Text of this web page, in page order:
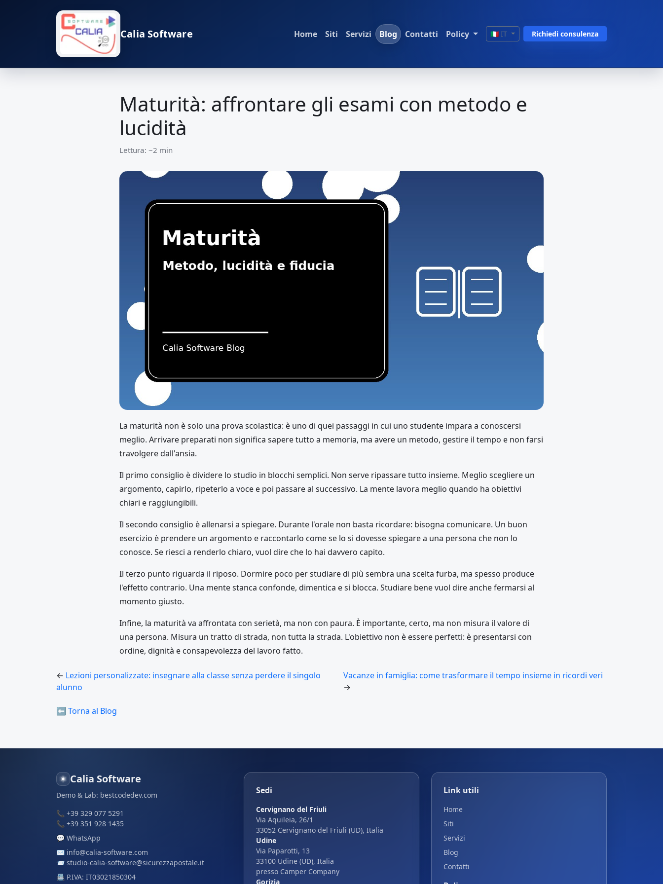
Calia Software Home Siti Servizi Blog Contatti Policy 🇮🇹 IT Richiedi consulenza
Maturità: affrontare gli esami con metodo e
lucidità
Lettura: ~2 min
La maturità non è solo una prova scolastica: è uno di quei passaggi in cui uno studente impara a conoscersi
meglio. Arrivare preparati non significa sapere tutto a memoria, ma avere un metodo, gestire il tempo e non farsi
travolgere dall'ansia.
Il primo consiglio è dividere lo studio in blocchi semplici. Non serve ripassare tutto insieme. Meglio scegliere un
argomento, capirlo, ripeterlo a voce e poi passare al successivo. La mente lavora meglio quando ha obiettivi
chiari e raggiungibili.
Il secondo consiglio è allenarsi a spiegare. Durante l'orale non basta ricordare: bisogna comunicare. Un buon
esercizio è prendere un argomento e raccontarlo come se lo si dovesse spiegare a una persona che non lo
conosce. Se riesci a renderlo chiaro, vuol dire che lo hai davvero capito.
Il terzo punto riguarda il riposo. Dormire poco per studiare di più sembra una scelta furba, ma spesso produce
l'effetto contrario. Una mente stanca confonde, dimentica e si blocca. Studiare bene vuol dire anche fermarsi al
momento giusto.
Infine, la maturità va affrontata con serietà, ma non con paura. È importante, certo, ma non misura il valore di
una persona. Misura un tratto di strada, non tutta la strada. L'obiettivo non è essere perfetti: è presentarsi con
ordine, dignità e consapevolezza del lavoro fatto.
← Lezioni personalizzate: insegnare alla classe senza perdere il singolo
alunno
Vacanze in famiglia: come trasformare il tempo insieme in ricordi veri
→
⬅ Torna al Blog
Calia Software
Demo & Lab: bestcodedev.com
📞 +39 329 077 5291
📞 +39 351 928 1435
💬 WhatsApp
✉️ info@calia-software.com
📨 studio-calia-software@sicurezzapostale.it
📇 P.IVA: IT03021850304
Sedi
Cervignano del Friuli
Via Aquileia, 26/1
33052 Cervignano del Friuli (UD), Italia
Udine
Via Paparotti, 13
33100 Udine (UD), Italia
presso Camper Company
Gorizia
Link utili
Home
Siti
Servizi
Blog
Contatti